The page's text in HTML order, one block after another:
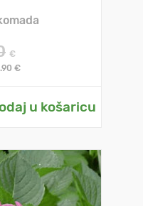
€
€
u košaricu